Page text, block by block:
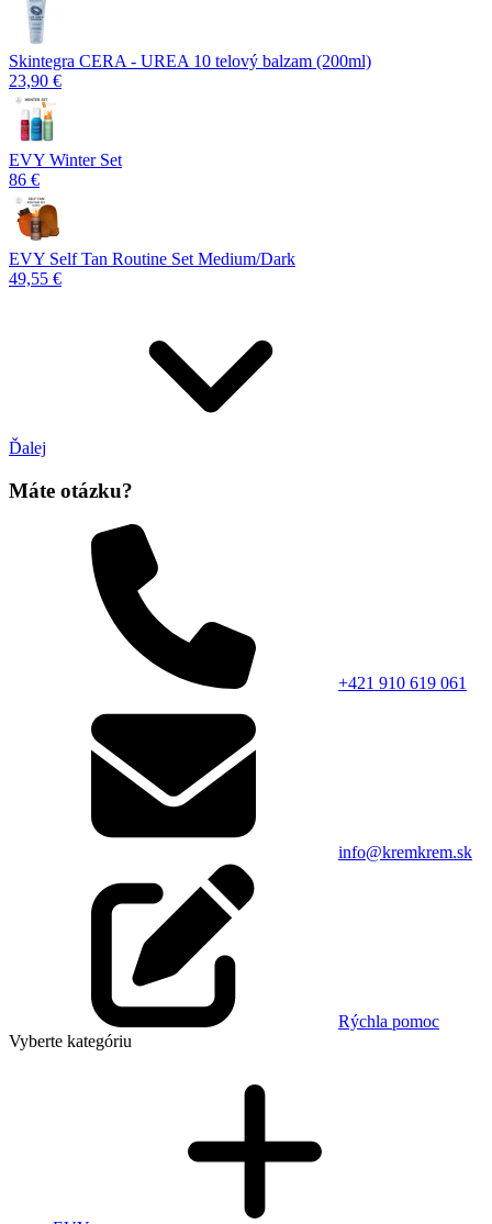
Skintegra CERA - UREA 10 telový balzam (200ml)
23,90 €
EVY Winter Set
86 €
EVY Self Tan Routine Set Medium/Dark
49,55 €
Ďalej
Máte otázku?
+421 910 619 061
info@kremkrem.sk
Rýchla pomoc
Vyberte kategóriu